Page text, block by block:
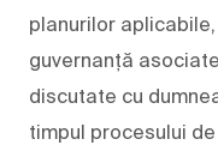
planurilor
guvernanță
discutate cu
timpul procesului